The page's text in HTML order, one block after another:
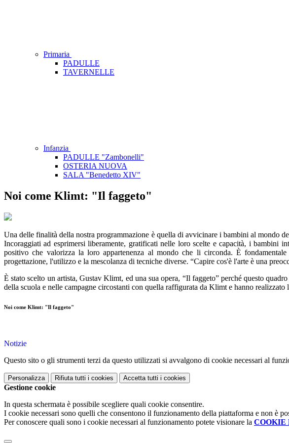
Primaria
PADULLE
TAVERNELLE
Infanzia
PADULLE "Zambonelli"
OSTERIA NUOVA
SALA "Benedetto XIV"
Noi come Klimt: "Il faggeto"
Una delle finalità della nostra programmazione è quella di avvicinare i bambini al mondo
Incoraggiati ad esprimersi liberamente, gratificati nelle loro scelte e capacità, i bambini
positivo che valorizza la loro appartenenza al mondo che li circonda. È
progettazione, l'utilizzo e la mescolanza di tecniche diverse. “Capire cos'è l'arte è una
È stato scelto un artista, Gustav Klimt, ed una sua opera, “Il faggeto” perché questo
della scuola e nelle campagne circostanti con quella raffigurata da Klimt e hanno realizzato
Noi come Klimt: "Il faggeto"
Notizie
Questo sito o gli strumenti terzi da questo utilizzati si avvalgono di cookie necessari al
Personalizza Rifiuta tutti i cookies Accetta tutti i cookies
Gestione cookie
In questa schermata è possibile scegliere quali cookie consentire.
I cookie necessari sono quelli che consentono il funzionamento della piattaforma e non è
Per conoscere quali sono i cookie necessari al funzionamento potete visionare la COOKIE